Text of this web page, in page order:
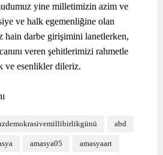
yine milletimizin azim ve
ve halk egemenliğine olan
hain darbe girişimini lanetlerken,
veren şehitlerimizi rahmetle
ve esenlikler dileriz.
abd
amasya05 amasyaart